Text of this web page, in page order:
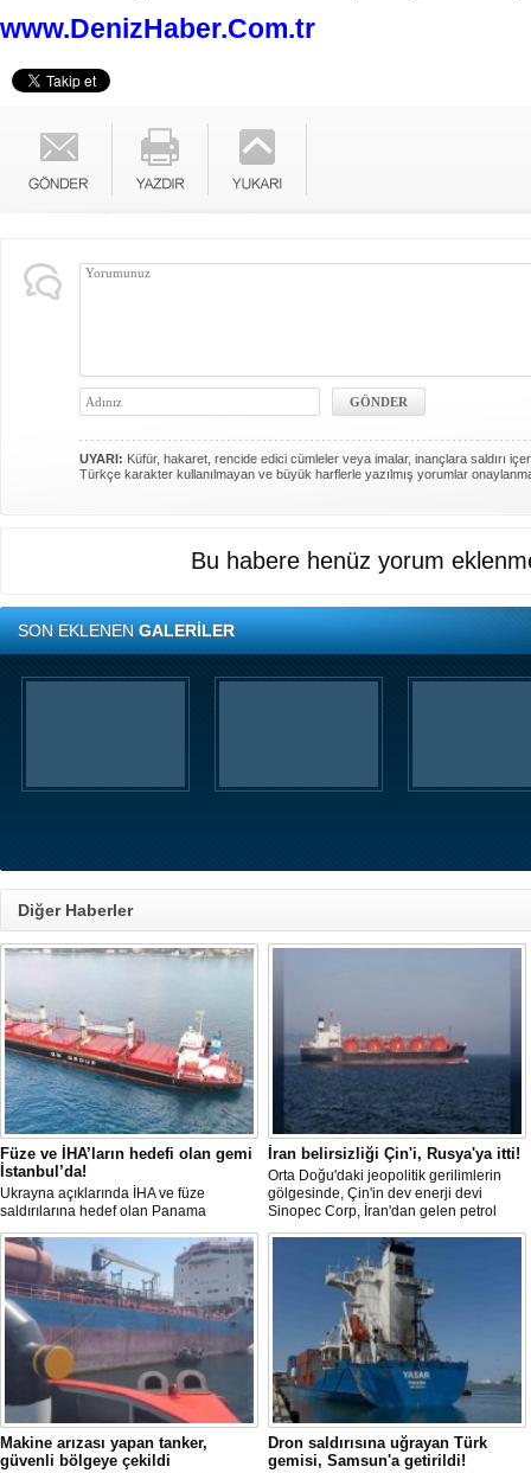
www.DenizHaber.Com.tr
UYARI: Küfür, hakaret, rencide edici cümleler veya imalar, inançlara saldırı
Türkçe karakter kullanılmayan ve büyük harflerle yazılmış yorumlar
Bu habere henüz yorum
SON EKLENENGALERİLER
Diğer Haberler
Füze ve İHA’ların hedefi olan gemi
İstanbul’da!
Ukrayna açıklarında İHA ve füze
saldırılarına hedef olan Panama
bayraklı ticari kuru yük gemisi ’M/V Lady
Zehma’, hasarlı şekilde İstanbul
Boğazı’ndan geçişini tamamladı.
İran belirsizliği Çin'i, Rusya'ya itti!
Orta Doğu'daki jeopolitik gerilimlerin
gölgesinde, Çin'in dev enerji devi
Sinopec Corp, İran'dan gelen petrol
akışındaki belirsizlikler nedeniyle
rotasını Rusya'ya çevirdi. Dünyanın en
büyük rafine şirketlerinden biri olan
Sinopec, İran'la yaşanan 'savaş'
bahanesiyle daralan arzı telafi etmek
için Uzak Doğu Rus petrolüne
yönelerek stratejik bir ham
Makine arızası yapan tanker,
güvenli bölgeye çekildi
Dron saldırısına uğrayan Türk
gemisi, Samsun'a getirildi!